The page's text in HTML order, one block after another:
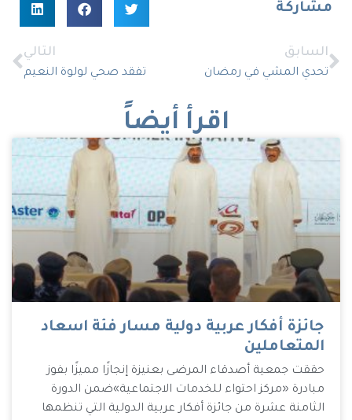
مشاركة
السابق
تحدي المشي في رمضان
التالي
تفقد صحي لولوة النعيم
اقرأ أيضاً
جائزة أفكار عربية دولية مسار فئة اسعاد
المتعاملين
حققت جمعية أصدقاء المرضى بعنيزة إنجازًا مميزًا بفوز
مبادرة «مركز احتواء للخدمات الاجتماعية»ضمن الدورة
الثامنة عشرة من جائزة أفكار عربية الدولية التي تنظمها